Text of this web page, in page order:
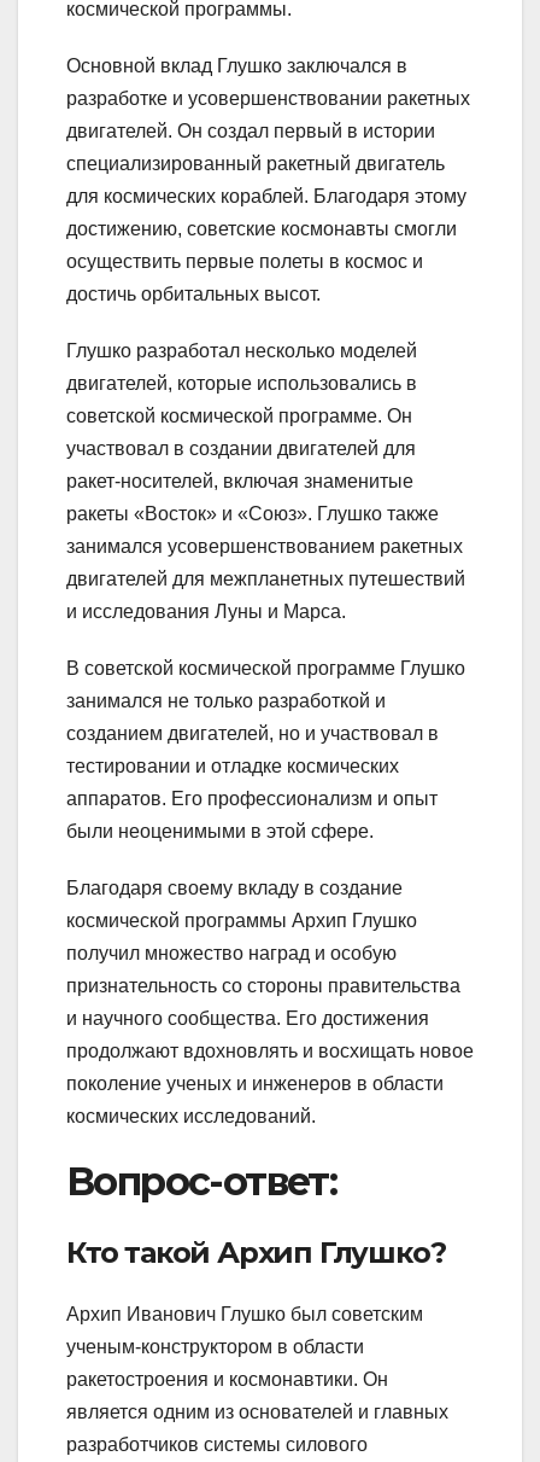
космической программы.
Основной вклад Глушко заключался в
разработке и усовершенствовании ракетных
двигателей. Он создал первый в истории
специализированный ракетный двигатель
для космических кораблей. Благодаря этому
достижению, советские космонавты смогли
осуществить первые полеты в космос и
достичь орбитальных высот.
Глушко разработал несколько моделей
двигателей, которые использовались в
советской космической программе. Он
участвовал в создании двигателей для
ракет-носителей, включая знаменитые
ракеты «Восток» и «Союз». Глушко также
занимался усовершенствованием ракетных
двигателей для межпланетных путешествий
и исследования Луны и Марса.
В советской космической программе Глушко
занимался не только разработкой и
созданием двигателей, но и участвовал в
тестировании и отладке космических
аппаратов. Его профессионализм и опыт
были неоценимыми в этой сфере.
Благодаря своему вкладу в создание
космической программы Архип Глушко
получил множество наград и особую
признательность со стороны правительства
и научного сообщества. Его достижения
продолжают вдохновлять и восхищать новое
поколение ученых и инженеров в области
космических исследований.
Вопрос-ответ:
Кто такой Архип Глушко?
Архип Иванович Глушко был советским
ученым-конструктором в области
ракетостроения и космонавтики. Он
является одним из основателей и главных
разработчиков системы силового